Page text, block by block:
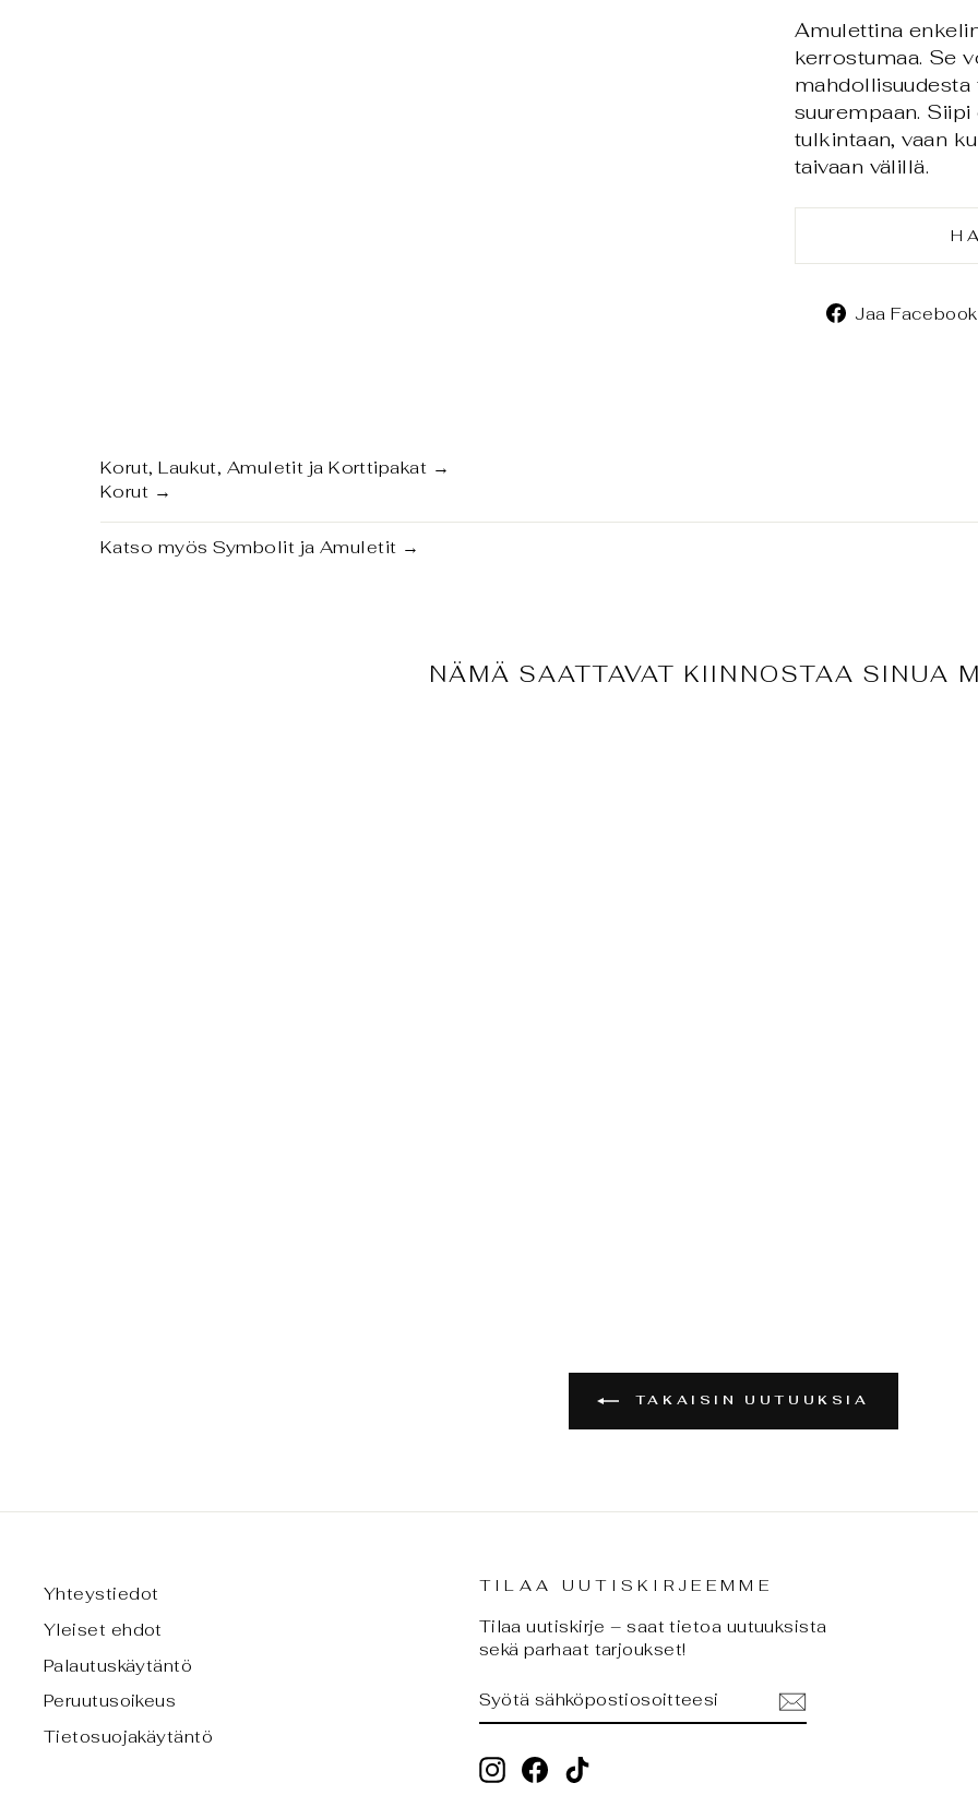
Amulettina
kerrostumaa. Se
mahdollisuudesta
suurempaan.
tulkintaan, vaan
taivaan välillä.
Jaa
Korut, Laukut, Amuletit ja Korttipakat →
Korut →
Katso myös Symbolit ja Amuletit →
NÄMÄ SAATTAVAT KIINNOSTAA SINUA
TAKAISIN UUTUUKSIA
Yhteystiedot
Yleiset ehdot
Palautuskäytäntö
Peruutusoikeus
Tietosuojakäytäntö
TILAA UUTISKIRJEEMME
Tilaa uutiskirje – saat tietoa uutuuksista
sekä parhaat tarjoukset!
SÄHKÖPOSTIOSOITTEESI
Instagram
Facebook
TikTok